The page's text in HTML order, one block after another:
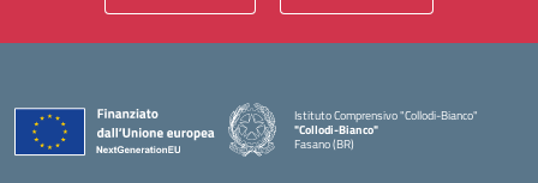
Istituto Comprensivo "Collodi-Bianco"
"Collodi-Bianco"
Fasano (BR)